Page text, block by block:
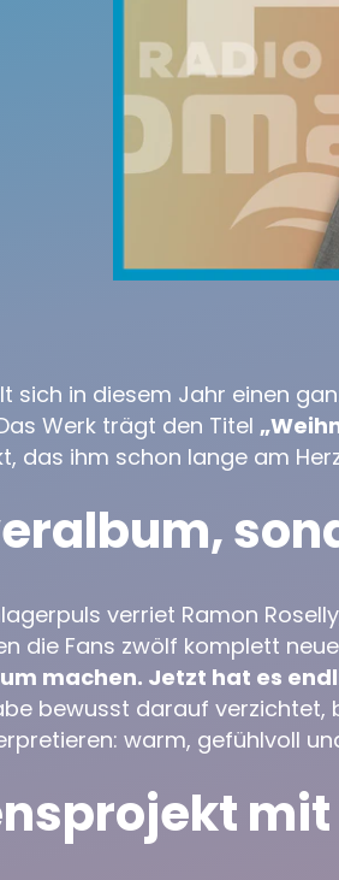
sich in diesem Jahr einen
Werk trägt den Titel
das ihm schon lange am
verriet Ramon
die Fans zwölf komplett
machen. Jetzt hat es
bewusst darauf
warm, gefühlvoll